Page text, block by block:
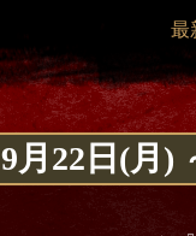
最
9月22日(月)